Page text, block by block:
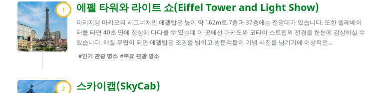
1 에펠 타워와 라이트 쇼(Eiffel Tower and Light Show)
파리지앵 마카오의 시그너처인 에펠탑은 높이 약 162m로 7층과 37층에는 전망대가 있습니다. 또한 엘레베이
터를 타면 40초 만에 정상에 다다를 수 있는데 이 곳에선 마카오와 코타이 스트립의 전경을 한눈에 감상하실 수
있습니다. 해질 무렵이 되면 에펠탑은 조명을 밝히고 방문객들이 기념 사진을 남기기에 이상적인...
#인기 관광 명소 #주요 관광 명소
2 스카이캡(SkyCab)